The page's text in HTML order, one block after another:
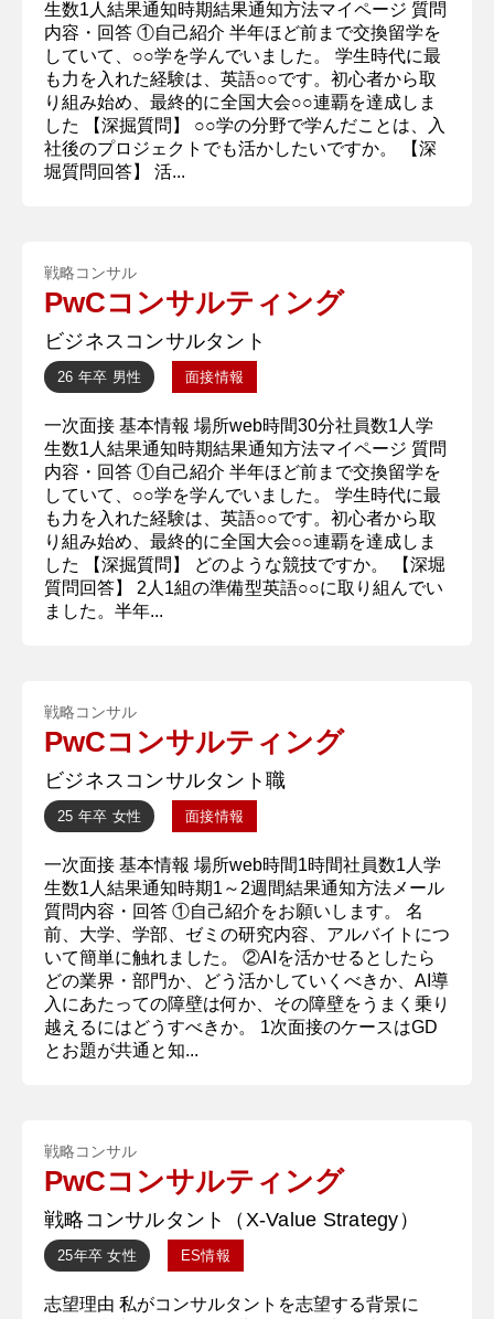
生数1人結果通知時期結果通知方法マイページ 質問
内容・回答 ①自己紹介 半年ほど前まで交換留学を
していて、○○学を学んでいました。 学生時代に最
も力を入れた経験は、英語○○です。初心者から取
り組み始め、最終的に全国大会○○連覇を達成しま
した 【深掘質問】 ○○学の分野で学んだことは、入
社後のプロジェクトでも活かしたいですか。 【深
堀質問回答】 活...
戦略コンサル
PwCコンサルティング
ビジネスコンサルタント
26 年卒 男性 面接情報
一次面接 基本情報 場所web時間30分社員数1人学
生数1人結果通知時期結果通知方法マイページ 質問
内容・回答 ①自己紹介 半年ほど前まで交換留学を
していて、○○学を学んでいました。 学生時代に最
も力を入れた経験は、英語○○です。初心者から取
り組み始め、最終的に全国大会○○連覇を達成しま
した 【深掘質問】 どのような競技ですか。 【深堀
質問回答】 2人1組の準備型英語○○に取り組んでい
ました。半年...
戦略コンサル
PwCコンサルティング
ビジネスコンサルタント職
25 年卒 女性 面接情報
一次面接 基本情報 場所web時間1時間社員数1人学
生数1人結果通知時期1～2週間結果通知方法メール
質問内容・回答 ①自己紹介をお願いします。 名
前、大学、学部、ゼミの研究内容、アルバイトにつ
いて簡単に触れました。 ②AIを活かせるとしたら
どの業界・部門か、どう活かしていくべきか、AI導
入にあたっての障壁は何か、その障壁をうまく乗り
越えるにはどうすべきか。 1次面接のケースはGD
とお題が共通と知...
戦略コンサル
PwCコンサルティング
戦略コンサルタント（X-Value Strategy）
25年卒 女性 ES情報
志望理由 私がコンサルタントを志望する背景に